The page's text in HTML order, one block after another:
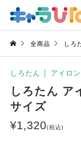
全商品 しろ
しろたん アイロ
しろたん ア
サイズ
¥1,320(税込)